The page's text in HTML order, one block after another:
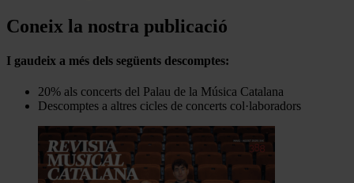
Coneix la nostra publicació
I gaudeix a més dels següents descomptes:
20% als concerts del Palau de la Música Catalana
Descomptes a altres cicles de concerts col·laboradors